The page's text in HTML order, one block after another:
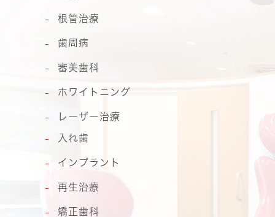
根管治療
歯周病
審美歯科
ホワイトニング
レーザー治療
入れ歯
インプラント
再生治療
矯正歯科